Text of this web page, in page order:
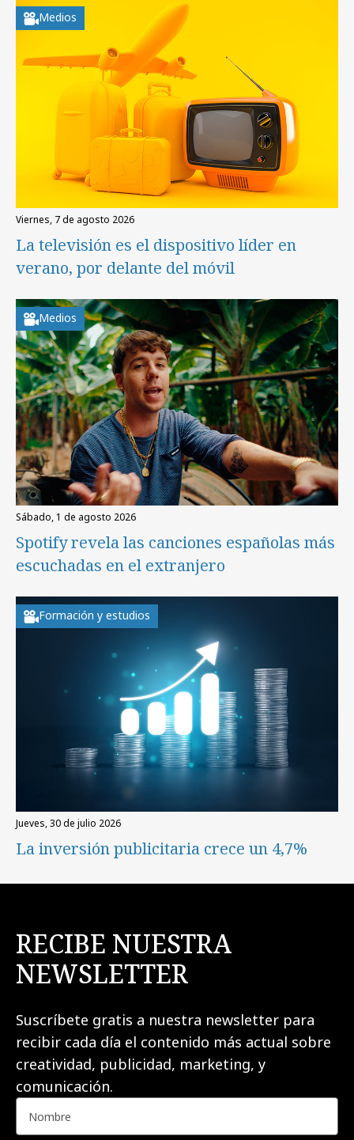
Medios
viernes, 7 de agosto 2026
La televisión es el dispositivo líder en
verano, por delante del móvil
Medios
sábado, 1 de agosto 2026
Spotify revela las canciones españolas más
escuchadas en el extranjero
Formación y estudios
jueves, 30 de julio 2026
La inversión publicitaria crece un 4,7%
RECIBE NUESTRA
NEWSLETTER
Suscríbete gratis a nuestra newsletter para
recibir cada día el contenido más actual sobre
creatividad, publicidad, marketing, y
comunicación.